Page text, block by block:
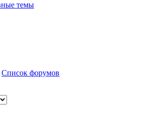
темы
Список форумов